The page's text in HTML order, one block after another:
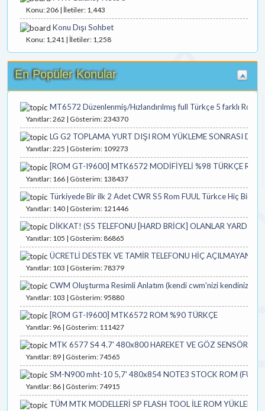
Konu: 206 | İletiler: 1,443
Konu Dışı Sohbet
Konu: 1,241 | İletiler: 1,258
En Popüler Konular
MT6572 Düzenlenmiş/Hızlandırılmış full Türkçe 5 farklı Rom
Yanıtlar: 262 | Gösterim: 234370
LG G2 TOPLAMA YURT DIŞI ROM YÜKLEME SONRASI
Yanıtlar: 225 | Gösterim: 109273
[ROM GT-I9600] MTK6572 MODİFİYELİ %98 TÜRKÇE ROM
Yanıtlar: 166 | Gösterim: 138437
Türkiyede Bir ilk 2 Adet CWR S5 Rom FUUL Türkce Hiç Bir
Yanıtlar: 140 | Gösterim: 121446
DİKKAT! (S5 TELEFONU [HARD BRİCK] OLANLAR YARDIM
Yanıtlar: 105 | Gösterim: 86865
ÜCRETLİ DESTEK VE TAMİR TELEFONU HİÇ AÇILMAYANLAR
Yanıtlar: 103 | Gösterim: 78379
CWM Oluşturma Resimli Anlatım (kendi cwm'nizi kendiniz
Yanıtlar: 103 | Gösterim: 95880
[ROM GT-I9600] MTK6572 ROM %90 TÜRKÇE
Yanıtlar: 96 | Gösterim: 111427
MTK 6577 S4 4.7' 480x800 HAREKET VE GÖZ SENSÖRLÜ
Yanıtlar: 89 | Gösterim: 74565
SM-N900 mht-10 5,7' 480x854 NOTE3 STOCK ROM (FULL
Yanıtlar: 86 | Gösterim: 74915
TÜM MTK MODELLERİ SP FLASH TOOL İLE ROM YÜKLEME